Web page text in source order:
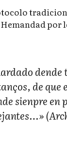
por
de que
sienpre en